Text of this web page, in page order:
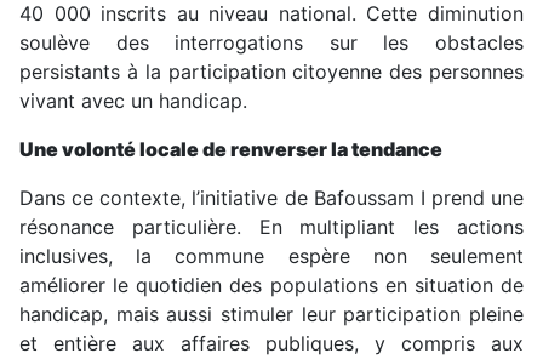
40 000 inscrits au niveau national. Cette diminution
soulève des interrogations sur les obstacles
persistants à la participation citoyenne des personnes
vivant avec un handicap.
Une volonté locale de renverser la tendance
Dans ce contexte, l’initiative de Bafoussam I prend une
résonance particulière. En multipliant les actions
inclusives, la commune espère non seulement
améliorer le quotidien des populations en situation de
handicap, mais aussi stimuler leur participation pleine
et entière aux affaires publiques, y compris aux